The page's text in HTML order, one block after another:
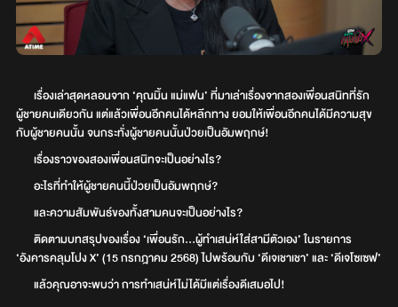
เรื่องเล่าสุดหลอนจาก ‘คุณมิ้น แม่แฟน’ ที่มาเล่าเรื่องจากสองเพื่อนสนิทที่รัก
ผู้ชายคนเดียวกัน แต่แล้วเพื่อนอีกคนได้หลีกทาง ยอมให้เพื่อนอีกคนได้มีความสุข
กับผู้ชายคนนั้น จนกระทั่งผู้ชายคนนั้นป่วยเป็นอัมพฤกษ์!
เรื่องราวของสองเพื่อนสนิทจะเป็นอย่างไร?
อะไรที่ทำให้ผู้ชายคนนี้ป่วยเป็นอัมพฤกษ์?
และความสัมพันธ์ของทั้งสามคนจะเป็นอย่างไร?
ติดตามบทสรุปของเรื่อง ‘เพื่อนรัก...ผู้ทำเสน่ห์ใส่สามีตัวเอง’ ในรายการ
‘อังคารคลุมโปง X’ (15 กรกฎาคม 2568) ไปพร้อมกับ ‘ดีเจเชาเชา’ และ ‘ดีเจโซเซฟ’
แล้วคุณอาจะพบว่า การทำเสน่ห์ไม่ได้มีแต่เรื่องดีเสมอไป!